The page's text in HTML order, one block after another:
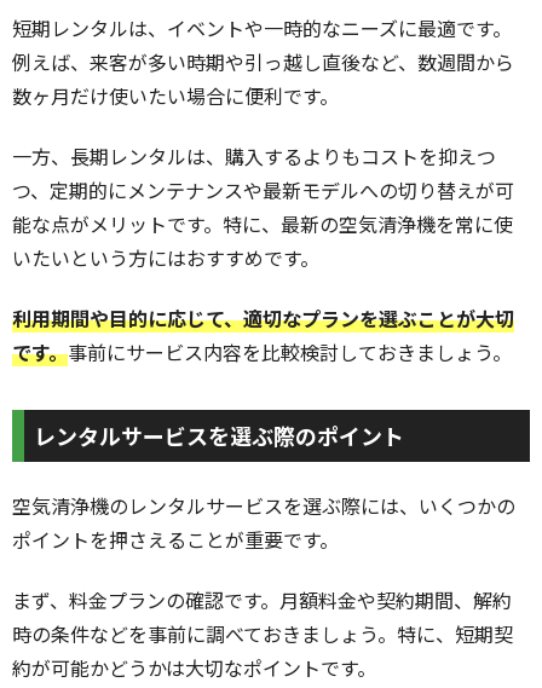
短期レンタルは、イベントや一時的なニーズに最適です。
例えば、来客が多い時期や引っ越し直後など、数週間から
数ヶ月だけ使いたい場合に便利です。
一方、長期レンタルは、購入するよりもコストを抑えつ
つ、定期的にメンテナンスや最新モデルへの切り替えが可
能な点がメリットです。特に、最新の空気清浄機を常に使
いたいという方にはおすすめです。
利用期間や目的に応じて、適切なプランを選ぶことが大切
です。事前にサービス内容を比較検討しておきましょう。
レンタルサービスを選ぶ際のポイント
空気清浄機のレンタルサービスを選ぶ際には、いくつかの
ポイントを押さえることが重要です。
まず、料金プランの確認です。月額料金や契約期間、解約
時の条件などを事前に調べておきましょう。特に、短期契
約が可能かどうかは大切なポイントです。